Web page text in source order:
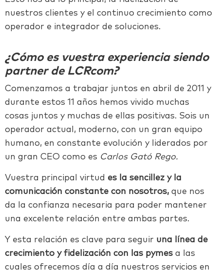
nuestros clientes y el continuo crecimiento como
operador e integrador de soluciones.
¿Cómo es vuestra experiencia siendo
partner de LCRcom?
Comenzamos a trabajar juntos en abril de 2011 y
durante estos 11 años hemos vivido muchas
cosas juntos y muchas de ellas positivas. Sois un
operador actual, moderno, con un gran equipo
humano, en constante evolución y liderados por
un gran CEO como es Carlos Gató Rego.
Vuestra principal virtud es la sencillez y la
comunicación constante con nosotros, que nos
da la confianza necesaria para poder mantener
una excelente relación entre ambas partes.
Y esta relación es clave para seguir una línea de
crecimiento y fidelización con las pymes a las
cuales ofrecemos día a día nuestros servicios en